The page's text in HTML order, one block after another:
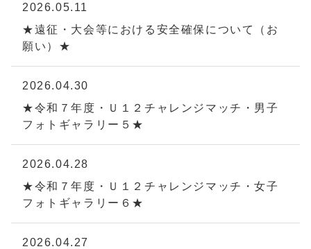
2026.05.11
★遠征・大会等における安全確保について（お
願い）★
2026.04.30
★令和７年度・Ｕ１２チャレンジマッチ・男子
フォトギャラリー５★
2026.04.28
★令和７年度・Ｕ１２チャレンジマッチ・女子
フォトギャラリー６★
2026.04.27